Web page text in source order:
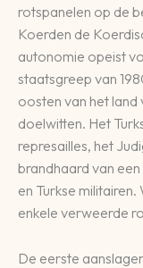
rotspanelen op de
Koerden de
autonomie opeist
staatsgreep van
oosten van het land
doelwitten. Het
represailles, het
brandhaard van
en Turkse
enkele verweerde
De eerste